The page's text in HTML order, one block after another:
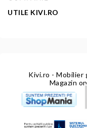
UTILE KIVI.RO
Kivi.ro - Mobilier
Magazin